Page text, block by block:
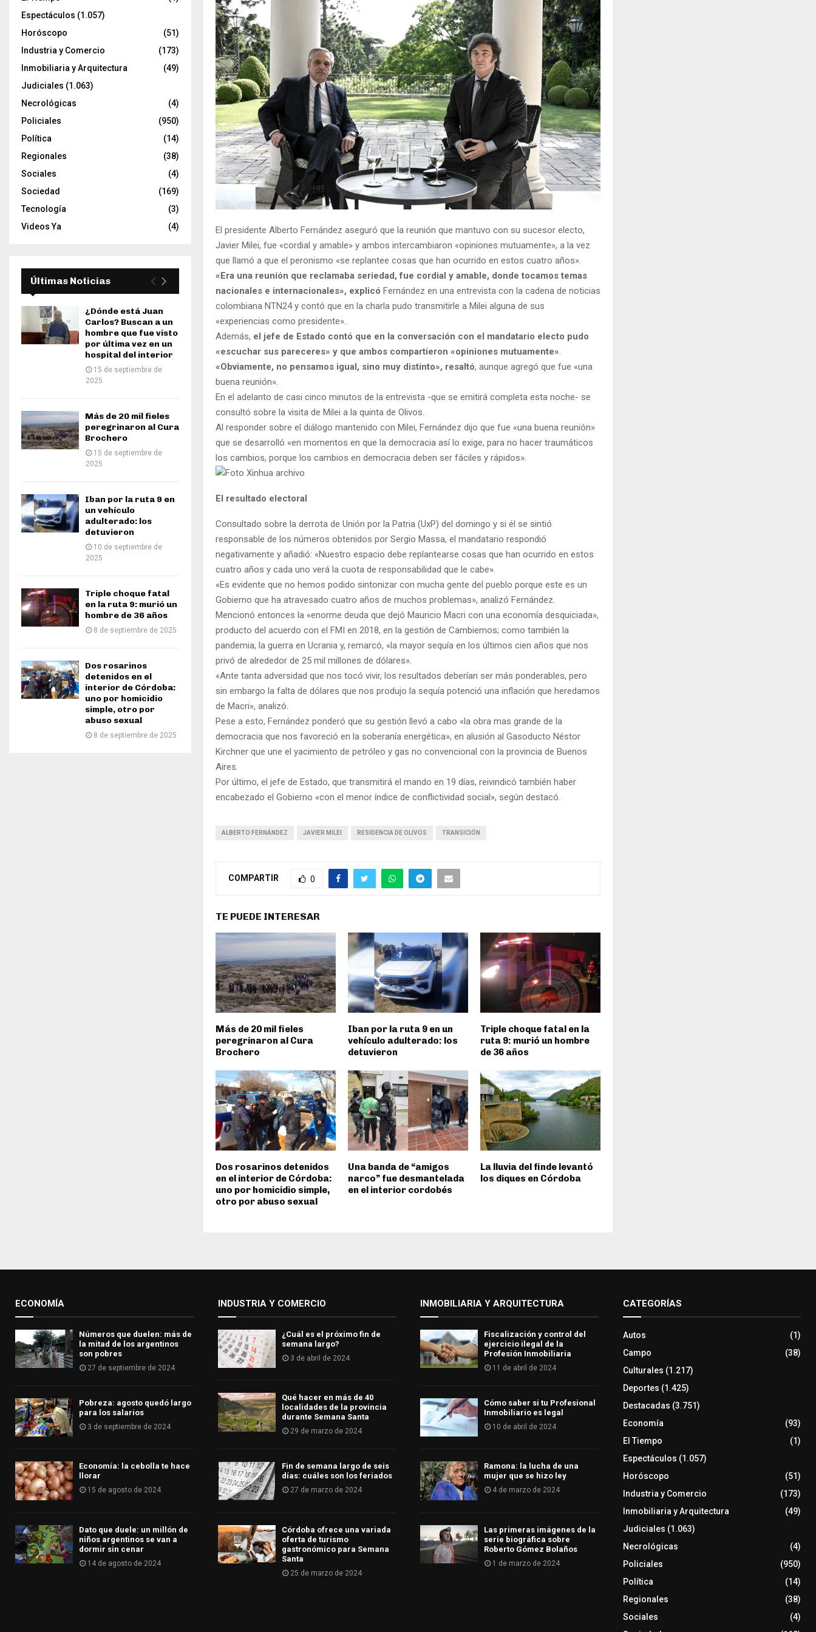
El presidente Alberto Fernández aseguró que la reunión que mantuvo con su sucesor electo,
Javier Milei, fue «cordial y amable» y ambos intercambiaron «opiniones mutuamente», a la vez
que llamó a que el peronismo «se replantee cosas que han ocurrido en estos cuatro años».
«Era una reunión que reclamaba seriedad, fue cordial y amable, donde tocamos temas
nacionales e internacionales», explicó Fernández en una entrevista con la cadena de noticias
colombiana NTN24 y contó que en la charla pudo transmitirle a Milei alguna de sus
«experiencias como presidente».
Además, el jefe de Estado contó que en la conversación con el mandatario electo pudo
«escuchar sus pareceres» y que ambos compartieron «opiniones mutuamente».
«Obviamente, no pensamos igual, sino muy distinto», resaltó, aunque agregó que fue «una
buena reunión».
En el adelanto de casi cinco minutos de la entrevista -que se emitirá completa esta noche- se
consultó sobre la visita de Milei a la quinta de Olivos.
Al responder sobre el diálogo mantenido con Milei, Fernández dijo que fue «una buena reunión»
que se desarrolló «en momentos en que la democracia así lo exige, para no hacer traumáticos
los cambios, porque los cambios en democracia deben ser fáciles y rápidos».
El resultado electoral
Consultado sobre la derrota de Unión por la Patria (UxP) del domingo y si él se sintió
responsable de los números obtenidos por Sergio Massa, el mandatario respondió
negativamente y añadió: «Nuestro espacio debe replantearse cosas que han ocurrido en estos
cuatro años y cada uno verá la cuota de responsabilidad que le cabe».
«Es evidente que no hemos podido sintonizar con mucha gente del pueblo porque este es un
Gobierno que ha atravesado cuatro años de muchos problemas», analizó Fernández.
Mencionó entonces la «enorme deuda que dejó Mauricio Macri con una economía desquiciada»,
producto del acuerdo con el FMI en 2018, en la gestión de Cambiemos; como también la
pandemia, la guerra en Ucrania y, remarcó, «la mayor sequía en los últimos cien años que nos
privó de alrededor de 25 mil millones de dólares».
«Ante tanta adversidad que nos tocó vivir, los resultados deberían ser más ponderables, pero
sin embargo la falta de dólares que nos produjo la sequía potenció una inflación que heredamos
de Macri», analizó.
Pese a esto, Fernández ponderó que su gestión llevó a cabo «la obra mas grande de la
democracia que nos favoreció en la soberanía energética», en alusión al Gasoducto Néstor
Kirchner que une el yacimiento de petróleo y gas no convencional con la provincia de Buenos
Aires.
Por último, el jefe de Estado, que transmitirá el mando en 19 días, reivindicó también haber
encabezado el Gobierno «con el menor índice de conflictividad social», según destacó.
ALBERTO FERNÁNDEZ JAVIER MILEI RESIDENCIA DE OLIVOS TRANSICIÓN
COMPARTIR 0
TE PUEDE INTERESAR
Más de 20 mil fieles
peregrinaron al Cura
Brochero
Iban por la ruta 9 en un
vehículo adulterado: los
detuvieron
Triple choque fatal en la
ruta 9: murió un hombre
de 36 años
Dos rosarinos detenidos
en el interior de Córdoba:
uno por homicidio simple,
otro por abuso sexual
Una banda de “amigos
narco” fue desmantelada
en el interior cordobés
La lluvia del finde levantó
los diques en Córdoba
Espectáculos (1.057)
Horóscopo
(51)
Industria y Comercio
(173)
Inmobiliaria y Arquitectura
(49)
Judiciales (1.063)
Necrológicas
(4)
Policiales
(950)
Política
(14)
Regionales
(38)
Sociales
(4)
Sociedad
(169)
Tecnología
(3)
Videos Ya
(4)
Últimas Noticias
¿Dónde está Juan
Carlos? Buscan a un
hombre que fue visto
por última vez en un
hospital del interior
15 de septiembre de
2025
Más de 20 mil fieles
peregrinaron al Cura
Brochero
15 de septiembre de
2025
Iban por la ruta 9 en
un vehículo
adulterado: los
detuvieron
10 de septiembre de
2025
Triple choque fatal
en la ruta 9: murió un
hombre de 36 años
8 de septiembre de 2025
Dos rosarinos
detenidos en el
interior de Córdoba:
uno por homicidio
simple, otro por
abuso sexual
8 de septiembre de 2025
ECONOMÍA
Números que duelen: más de
la mitad de los argentinos
son pobres
27 de septiembre de 2024
Pobreza: agosto quedó largo
para los salarios
3 de septiembre de 2024
Economía: la cebolla te hace
llorar
15 de agosto de 2024
Dato que duele: un millón de
niños argentinos se van a
dormir sin cenar
14 de agosto de 2024
INDUSTRIA Y COMERCIO
¿Cuál es el próximo fin de
semana largo?
3 de abril de 2024
Qué hacer en más de 40
localidades de la provincia
durante Semana Santa
29 de marzo de 2024
Fin de semana largo de seis
días: cuáles son los feriados
27 de marzo de 2024
Córdoba ofrece una variada
oferta de turismo
gastronómico para Semana
Santa
25 de marzo de 2024
INMOBILIARIA Y ARQUITECTURA
Fiscalización y control del
ejercicio ilegal de la
Profesión Inmobiliaria
11 de abril de 2024
Cómo saber si tu Profesional
Inmobiliario es legal
10 de abril de 2024
Ramona: la lucha de una
mujer que se hizo ley
4 de marzo de 2024
Las primeras imágenes de la
serie biográfica sobre
Roberto Gómez Bolaños
1 de marzo de 2024
CATEGORÍAS
Autos
(1)
Campo
(38)
Culturales (1.217)
Deportes (1.425)
Destacadas (3.751)
Economía
(93)
El Tiempo
(1)
Espectáculos (1.057)
Horóscopo
(51)
Industria y Comercio
(173)
Inmobiliaria y Arquitectura
(49)
Judiciales (1.063)
Necrológicas
(4)
Policiales
(950)
Política
(14)
Regionales
(38)
Sociales
(4)